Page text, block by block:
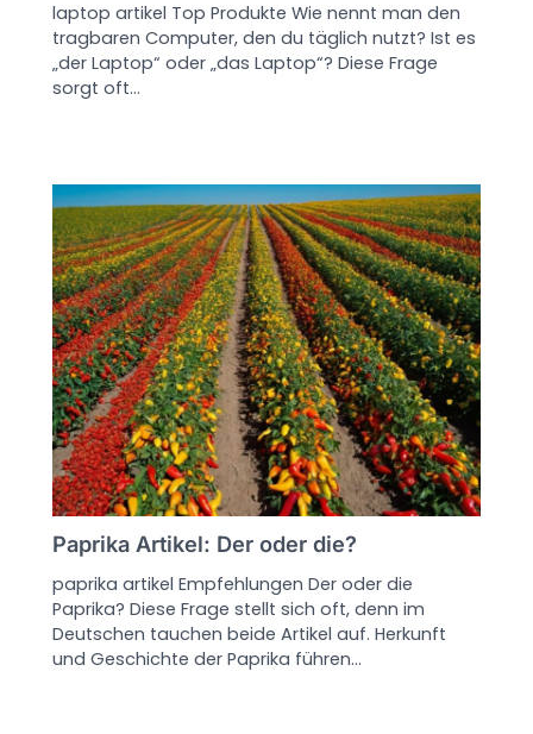
laptop artikel Top Produkte Wie nennt man den
tragbaren Computer, den du täglich nutzt? Ist es
„der Laptop“ oder „das Laptop“? Diese Frage
sorgt oft…
Paprika Artikel: Der oder die?
paprika artikel Empfehlungen Der oder die
Paprika? Diese Frage stellt sich oft, denn im
Deutschen tauchen beide Artikel auf. Herkunft
und Geschichte der Paprika führen…